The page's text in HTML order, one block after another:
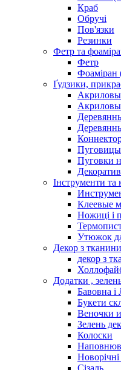
Краб
Обручі
Пов'язки
Резинки
Фетр та
Фетр
Ґудзики,
Пуговки
Інструменти та
Клеевые
Ножиці і
Утюжок
Декор з
декор з
Додатки ,
Бавовна і
Букети
Веночки
Зелень
Колоски
Сізаль